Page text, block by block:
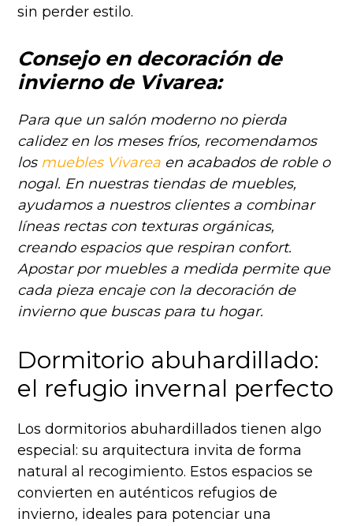
sin perder estilo.
Consejo en decoración de
invierno de Vivarea:
Para que un salón moderno no pierda
calidez en los meses fríos, recomendamos
los muebles Vivarea en acabados de roble o
nogal. En nuestras tiendas de muebles,
ayudamos a nuestros clientes a combinar
líneas rectas con texturas orgánicas,
creando espacios que respiran confort.
Apostar por muebles a medida permite que
cada pieza encaje con la decoración de
invierno que buscas para tu hogar.
Dormitorio abuhardillado:
el refugio invernal perfecto
Los dormitorios abuhardillados tienen algo
especial: su arquitectura invita de forma
natural al recogimiento. Estos espacios se
convierten en auténticos refugios de
invierno, ideales para potenciar una